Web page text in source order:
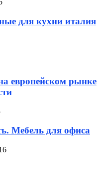
для кухни италия
европейском рынке
Мебель для офиса